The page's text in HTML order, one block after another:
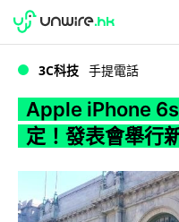
WWDC 2026
3C科技 手提電話
Apple iPhone
定！發表會舉行